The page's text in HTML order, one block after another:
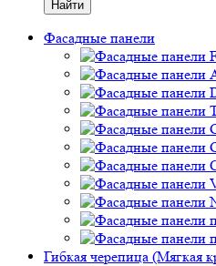
Найти
Фасадные панели
Гибкая черепица (Мягкая